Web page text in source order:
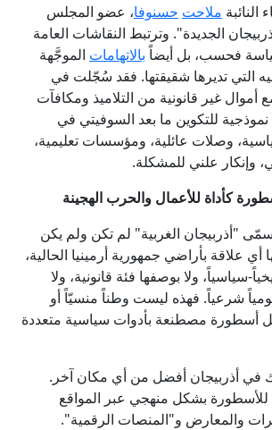
ملاحت حسنوفا، عضو المجلس
الجديدة". وترتبط النقاشات العامة
فحسب، بل أيضاًبالاتهامات الموجَّهة
التي تديرها شقيقتها. فقد سُجّلت في
غير قانونية من التلاميذ ومكافآت
نموذجية للتكوين ما بعد السوفيتي في
وصلات عائلية، ومؤسسات تعليمية،
وإنكار علني للمشكلة.
كأداة للأعمال والحرب الهجينة
"أذربيجان الغربية" لم تكن ولم يكن
أي علاقة بأراضي جمهورية أرمينيا الحالية،
سياسياً، ولا بوصفها فئة قانونية، ولا
شرعياً. فهذه ليست وطناً منسيّاً أو
أسطورة مصطنعة بأدوات سياسية متعددة
في أذربيجان أفضل من أي مكان آخر.
للأسطورة بشكل منهجي عبر المواقع
والمعارض و"المنصات الرقمية".